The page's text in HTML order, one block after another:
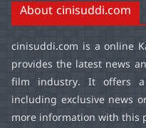
About cinisuddi.com
cinisuddi.com is a online
provides the latest news
film industry. It offers
including exclusive news
more information with this